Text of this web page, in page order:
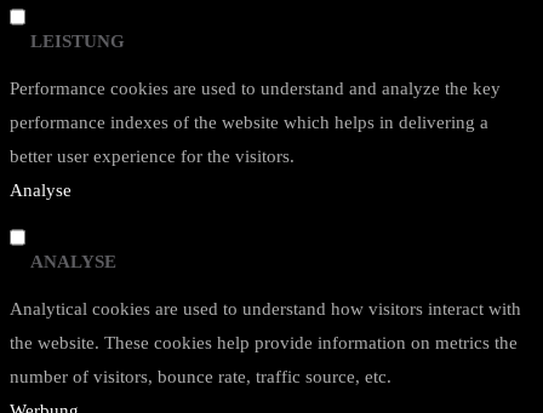
LEISTUNG
Performance cookies are used to understand and analyze the key
performance indexes of the website which helps in delivering a
better user experience for the visitors.
Analyse
ANALYSE
Analytical cookies are used to understand how visitors interact with
the website. These cookies help provide information on metrics the
number of visitors, bounce rate, traffic source, etc.